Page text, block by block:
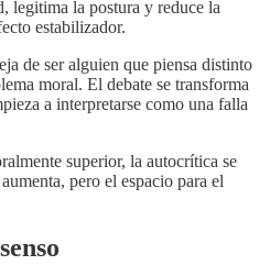
legitima la postura y reduce la
estabilizador.
de ser alguien que piensa distinto
moral. El debate se transforma
a interpretarse como una falla
superior, la autocrítica se
pero el espacio para el